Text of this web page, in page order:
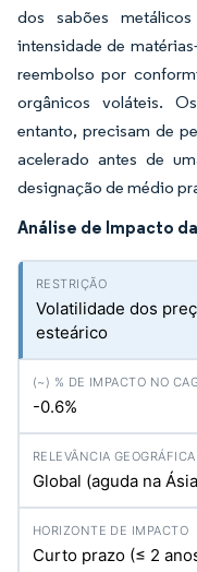
dos sabões
intensidade de
reembolso por
orgânicos voláteis.
entanto, precisam de
acelerado antes de
designação de médio
Análise de Impacto
Volatilidade dos
esteárico
-0.6%
Global (aguda na
Curto prazo (≤ 2